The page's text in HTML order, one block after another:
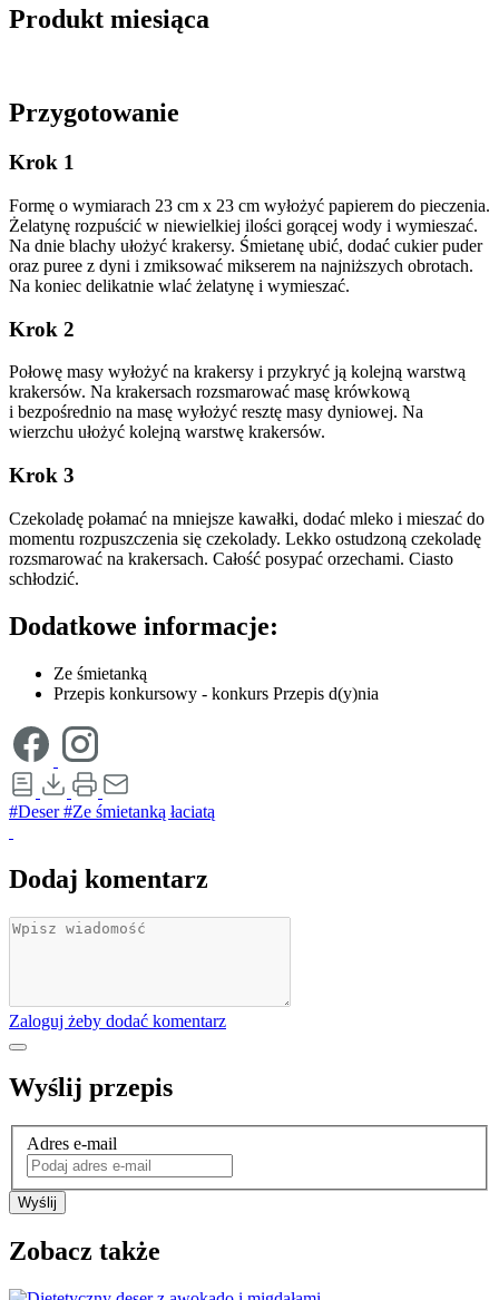
Produkt miesiąca
Przygotowanie
Krok 1
Formę o wymiarach 23 cm x 23 cm wyłożyć papierem do pieczenia.
Żelatynę rozpuścić w niewielkiej ilości gorącej wody i wymieszać.
Na dnie blachy ułożyć krakersy. Śmietanę ubić, dodać cukier puder
oraz puree z dyni i zmiksować mikserem na najniższych obrotach.
Na koniec delikatnie wlać żelatynę i wymieszać.
Krok 2
Połowę masy wyłożyć na krakersy i przykryć ją kolejną warstwą
krakersów. Na krakersach rozsmarować masę krówkową
i bezpośrednio na masę wyłożyć resztę masy dyniowej. Na
wierzchu ułożyć kolejną warstwę krakersów.
Krok 3
Czekoladę połamać na mniejsze kawałki, dodać mleko i mieszać do
momentu rozpuszczenia się czekolady. Lekko ostudzoną czekoladę
rozsmarować na krakersach. Całość posypać orzechami. Ciasto
schłodzić.
Dodatkowe informacje:
Ze śmietanką
Przepis konkursowy - konkurs Przepis d(y)nia
#Deser#Ze śmietanką łaciatą
Dodaj komentarz
Zaloguj żeby dodać komentarz
Wyślij przepis
Adres e-mail
Wyślij
Zobacz także